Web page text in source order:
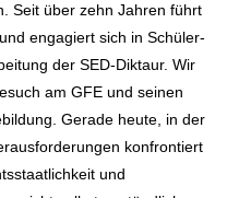
Seit über zehn Jahren führt
engagiert sich in Schüler-
der SED-Diktaur. Wir
am GFE und seinen
Gerade heute, in der
konfrontiert
und